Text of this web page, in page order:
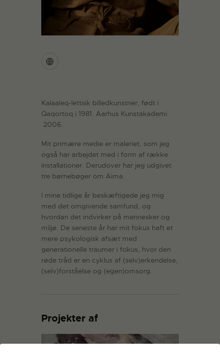
Kalaaleq-lettisk billedkunstner, født i
Qaqortoq i 1981. Aarhus Kunstakademi
2006.
Mit primære medie er maleriet, som jeg
også har arbejdet med i form af række
installationer. Derudover har jeg udgivet
tre børnebøger om Aima.
I mine tidlige år beskæftigede jeg mig
med det omgivende samfund, og
hvordan det indvirker på mennesker og
miljø. De seneste år har mit fokus haft et
mere psykologisk afsæt med
generationelle traumer i fokus, hvor den
røde tråd er en cyklus af (selv)erkendelse,
(selv)forståelse og (egen)omsorg.
Projekter af